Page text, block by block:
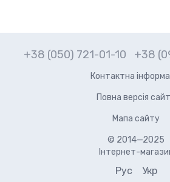
+38 (050) 721-01-10 +38
Контактна
Повна версія
Мапа сайту
© 2014—2025
Інтернет-
Рус Укр